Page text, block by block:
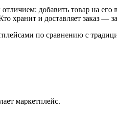
добавить товар на
хранит и доставляет заказ
по сравнению с
маркетплейс.